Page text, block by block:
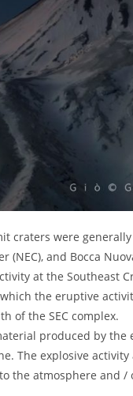
craters were
(NEC), and Bocca
at the Southeast
the eruptive
of the SEC complex.
produced by
The explosive
the atmosphere and